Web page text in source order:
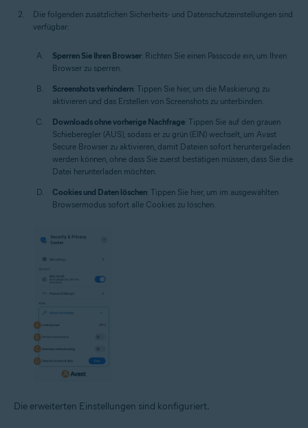
Die folgenden zusätzlichen Sicherheits- und Datenschutzeinstellungen sind
verfügbar:
Sperren Sie Ihren Browser: Richten Sie einen Passcode ein, um Ihren
Browser zu sperren.
Screenshots verhindern: Tippen Sie hier, um die Maskierung zu
aktivieren und das Erstellen von Screenshots zu unterbinden.
Downloads ohne vorherige Nachfrage: Tippen Sie auf den grauen
Schieberegler (AUS), sodass er zu grün (EIN) wechselt, um Avast
Secure Browser zu aktivieren, damit Dateien sofort heruntergeladen
werden können, ohne dass Sie zuerst bestätigen müssen, dass Sie die
Datei herunterladen möchten.
Cookies und Daten löschen: Tippen Sie hier, um im ausgewählten
Browsermodus sofort alle Cookies zu löschen.
Die erweiterten Einstellungen sind konfiguriert.